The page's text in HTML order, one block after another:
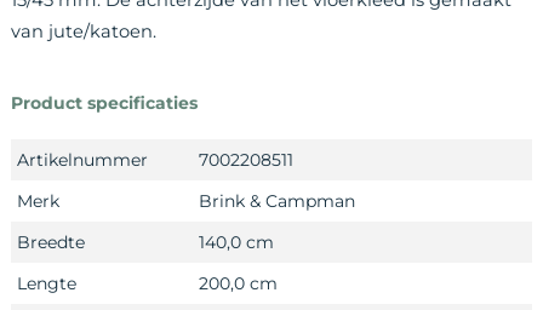
van jute/katoen.
Product specificaties
Artikelnummer
7002208511
Merk
Brink & Campman
Breedte
140,0 cm
Lengte
200,0 cm